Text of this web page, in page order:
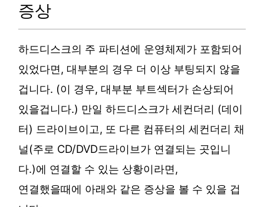
증상
하드디스크의 주 파티션에 운영체제가 포함되어
있었다면, 대부분의 경우 더 이상 부팅되지 않을
겁니다. (이 경우, 대부분 부트섹터가 손상되어
있을겁니다.) 만일 하드디스크가 세컨더리 (데이
터) 드라이브이고, 또 다른 컴퓨터의 세컨더리 채
널(주로 CD/DVD드라이브가 연결되는 곳입니
다.)에 연결할 수 있는 상황이라면,
연결했을때에 아래와 같은 증상을 볼 수 있을 겁